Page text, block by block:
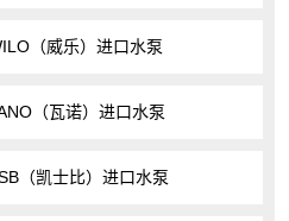
（威乐）进口水泵
（瓦诺）进口水泵
（凯士比）进口水泵